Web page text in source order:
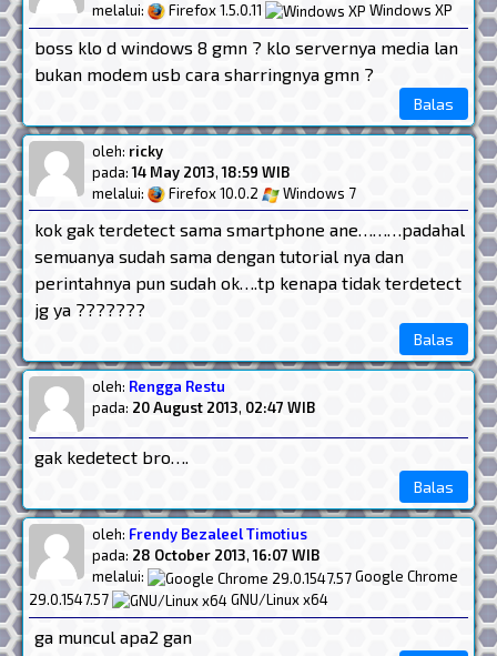
melalui:
Firefox 1.5.0.11 Windows XP
boss klo d windows 8 gmn ? klo servernya media lan
bukan modem usb cara sharringnya gmn ?
Balas
oleh: ricky
pada:14 May 2013,18:59 WIB
melalui:
Firefox 10.0.2 Windows 7
kok gak terdetect sama smartphone ane………padahal
semuanya sudah sama dengan tutorial nya dan
perintahnya pun sudah ok….tp kenapa tidak terdetect
jg ya ???????
Balas
oleh: Rengga Restu
pada: 20 August 2013, 02:47 WIB
gak kedetect bro….
Balas
oleh: Frendy Bezaleel Timotius
pada: 28 October 2013,16:07 WIB
melalui:
Google Chrome
29.0.1547.57
GNU/Linux x64
ga muncul apa2 gan